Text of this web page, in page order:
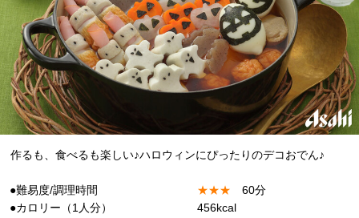
作るも、食べるも楽しい♪ハロウィンにぴったりのデコおでん♪
●難易度/調理時間 ★★★
60分
●カロリー（1人分）
456kcal